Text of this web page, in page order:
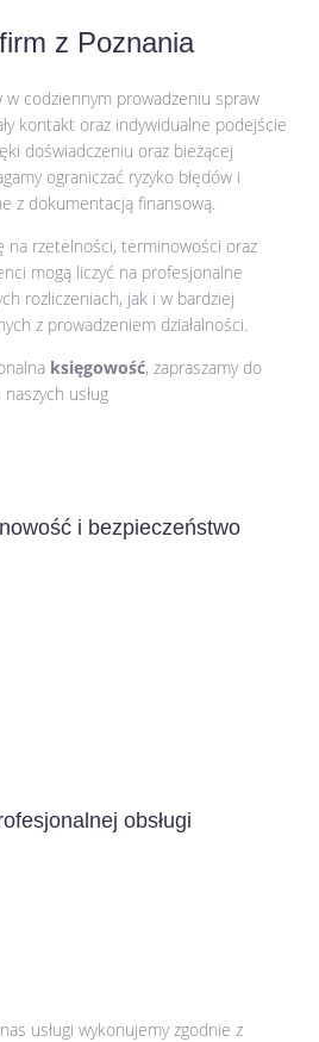
z Poznania
codziennym prowadzeniu spraw
kontakt oraz indywidualne podejście
doświadczeniu oraz bieżącej
ograniczać ryzyko błędów i
z dokumentacją finansową.
na rzetelności, terminowości oraz
mogą liczyć na profesjonalne
rozliczeniach, jak i w bardziej
z prowadzeniem działalności.
księgowość, zapraszamy do
usług
i bezpieczeństwo
obsługi
usługi wykonujemy zgodnie z